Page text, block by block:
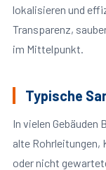
lokalisieren und
Transparenz,
im Mittelpunkt.
Typische
In vielen
alte Rohrleitungen,
oder nicht